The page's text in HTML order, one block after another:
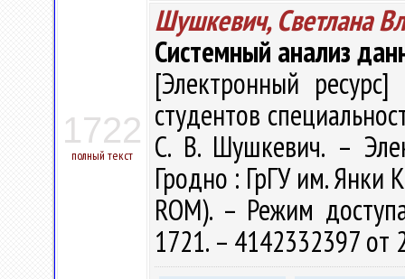
1722
полный текст
Шушкевич, Светлана
Системный анализ
[Электронный
студентов
С. В. Шушкевич. –
Гродно : ГрГУ им. Янки
ROM). – Режим
1721. – 4142332397 от